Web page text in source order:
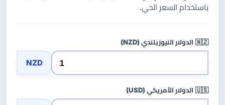
باستخدام السعر الحي.
🇳🇿 الدولار النيوزيلندي (NZD)
NZD
🇺🇸 الدولار الأمريكي (USD)